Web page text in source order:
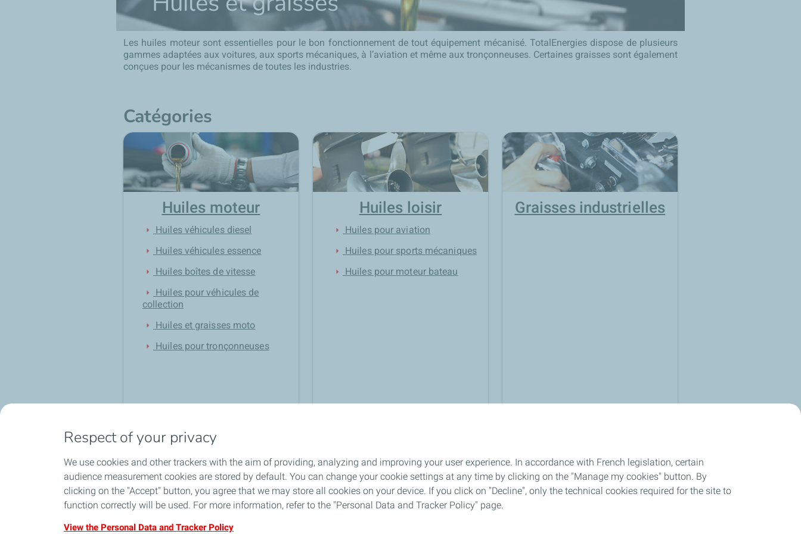
Les huiles moteur sont essentielles pour le bon fonctionnement de tout équipement mécanisé. TotalEnergies dispose de plusieurs
gammes adaptées aux voitures, aux sports mécaniques, à l’aviation et même aux tronçonneuses. Certaines graisses sont également
conçues pour les mécanismes de toutes les industries.
Catégories
Huiles moteur
arrow_right Huiles véhicules diesel
arrow_right Huiles véhicules essence
arrow_right Huiles boîtes de vitesse
arrow_right
Huiles pour véhicules de
collection
arrow_right Huiles et graisses moto
arrow_right Huiles pour tronçonneuses
Huiles loisir
arrow_right Huiles pour aviation
arrow_right Huiles pour sports mécaniques
arrow_right Huiles pour moteur bateau
Graisses industrielles
local_shipping
Expédition sous 24h en France
Métropolitaine
group
Un équipe d'experts à votre
écoute
lock
Paiement sécurisé et
confidentiel
loop Retour produit sur 30 jours
Respect of your privacy
We use cookies and other trackers with the aim of providing, analyzing and improving your user experience. In accordance with French legislation, certain
audience measurement cookies are stored by default. You can change your cookie settings at any time by clicking on the "Manage my cookies" button. By
clicking on the "Accept" button, you agree that we may store all cookies on your device. If you click on "Decline", only the technical cookies required for the site to
function correctly will be used. For more information, refer to the "Personal Data and Tracker Policy" page.
View the Personal Data and Tracker Policy